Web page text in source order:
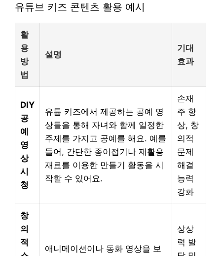
유튜브 키즈 콘텐츠 활용 예시
활
용
방
법
설명
기대
효과
DIY
공
예
영
상
시
청
유튭 키즈에서 제공하는 공예 영
상들을 통해 자녀와 함께 일정한
주제를 가지고 공예를 해요. 예를
들어, 간단한 종이접기나 재활용
재료를 이용한 만들기 활동을 시
작할 수 있어요.
손재
주 향
상, 창
의적
문제
해결
능력
강화
창
의
적
애니메이션이나 동화 영상을 보
상상
력 발